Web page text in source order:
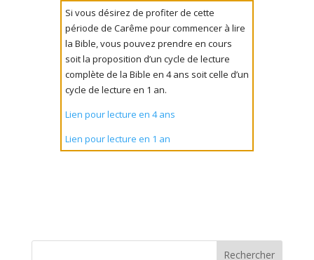
Si vous désirez de profiter de cette
période de Carême pour commencer à lire
la Bible, vous pouvez prendre en cours
soit la proposition d’un cycle de lecture
complète de la Bible en 4 ans soit celle d’un
cycle de lecture en 1 an.
Lien pour lecture en 4 ans
Lien pour lecture en 1 an
Rechercher